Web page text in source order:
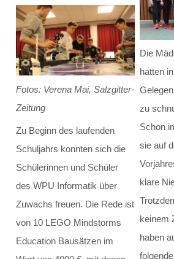
Klassenrat
Räumlichkeiten
Arbeitsgemeinschaften /
Model United Nations
Theater
Schulmediator*innen-AG
Fotos: Verena Mai, Salzgitter-
Zeitung
Zu Beginn des laufenden
Schuljahrs konnten sich die
Schülerinnen und Schüler
des WPU Informatik über
Zuwachs freuen. Die Rede ist
von 10 LEGO Mindstorms
Education Bausätzen im
Die
hatten
zu
Schon
sie auf
klare
keinem
haben